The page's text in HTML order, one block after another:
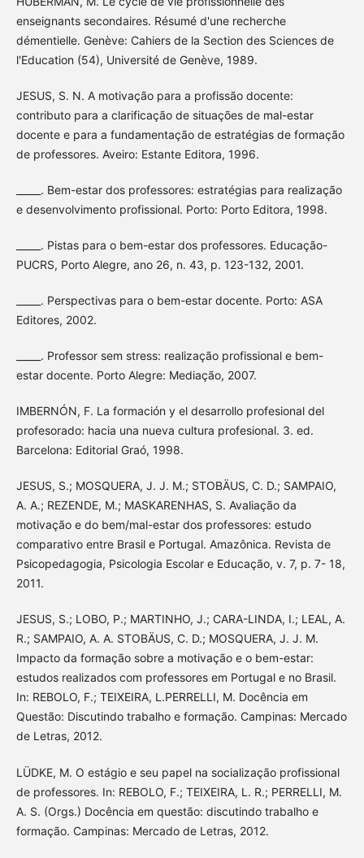
enseignants secondaires. Résumé d'une recherche
démentielle. Genève: Cahiers de la Section des Sciences de
l'Education (54), Université de Genève, 1989.
JESUS, S. N. A motivação para a profissão docente:
contributo para a clarificação de situações de mal-estar
docente e para a fundamentação de estratégias de formação
de professores. Aveiro: Estante Editora, 1996.
_____. Bem-estar dos professores: estratégias para realização
e desenvolvimento profissional. Porto: Porto Editora, 1998.
_____. Pistas para o bem-estar dos professores. Educação-
PUCRS, Porto Alegre, ano 26, n. 43, p. 123-132, 2001.
_____. Perspectivas para o bem-estar docente. Porto: ASA
Editores, 2002.
_____. Professor sem stress: realização profissional e bem-
estar docente. Porto Alegre: Mediação, 2007.
IMBERNÓN, F. La formación y el desarrollo profesional del
profesorado: hacia una nueva cultura profesional. 3. ed.
Barcelona: Editorial Graó, 1998.
JESUS, S.; MOSQUERA, J. J. M.; STOBÄUS, C. D.; SAMPAIO,
A. A.; REZENDE, M.; MASKARENHAS, S. Avaliação da
motivação e do bem/mal-estar dos professores: estudo
comparativo entre Brasil e Portugal. Amazônica. Revista de
Psicopedagogia, Psicologia Escolar e Educação, v. 7, p. 7- 18,
2011.
JESUS, S.; LOBO, P.; MARTINHO, J.; CARA-LINDA, I.; LEAL, A.
R.; SAMPAIO, A. A. STOBÄUS, C. D.; MOSQUERA, J. J. M.
Impacto da formação sobre a motivação e o bem-estar:
estudos realizados com professores em Portugal e no Brasil.
In: REBOLO, F.; TEIXEIRA, L.PERRELLI, M. Docência em
Questão: Discutindo trabalho e formação. Campinas: Mercado
de Letras, 2012.
LÜDKE, M. O estágio e seu papel na socialização profissional
de professores. In: REBOLO, F.; TEIXEIRA, L. R.; PERRELLI, M.
A. S. (Orgs.) Docência em questão: discutindo trabalho e
formação. Campinas: Mercado de Letras, 2012.